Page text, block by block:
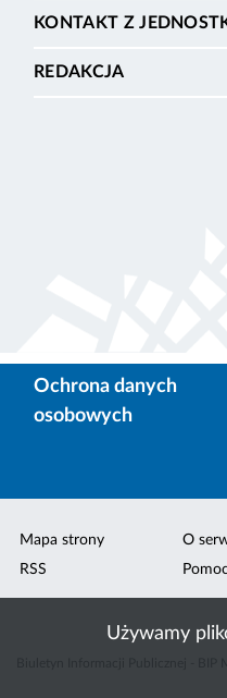
Używamy
KONTAKT Z
REDAKCJA
Ochrona danych
osobowych
Mapa strony
RSS
O
Pomoc